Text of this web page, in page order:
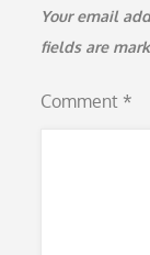
Your email
fields are
Comment *